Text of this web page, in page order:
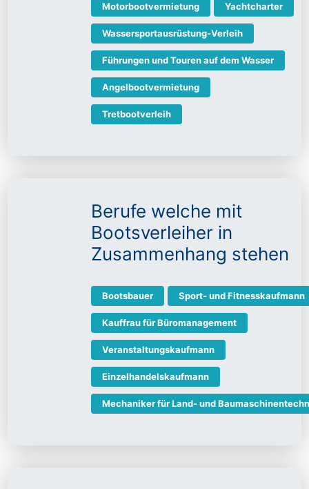
Motorbootvermietung Yachtcharter
Wassersportausrüstung-Verleih
Führungen und Touren auf dem Wasser
Angelbootvermietung
Tretbootverleih
Berufe welche mit
Bootsverleiher in
Zusammenhang stehen
Bootsbauer Sport- und Fitnesskaufmann
Kauffrau für Büromanagement
Veranstaltungskaufmann
Einzelhandelskaufmann
Mechaniker für Land- und